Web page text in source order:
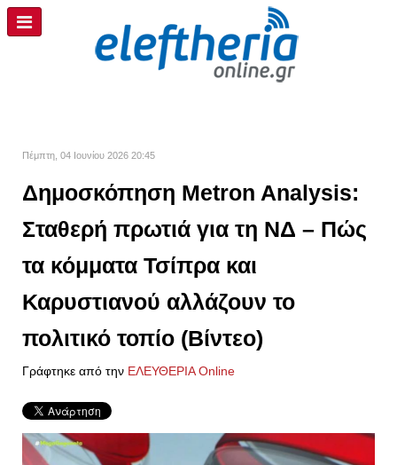
Πέμπτη, 04 Ιουνίου 2026 20:45
Δημοσκόπηση Metron Analysis:
Σταθερή πρωτιά για τη ΝΔ – Πώς
τα κόμματα Τσίπρα και
Καρυστιανού αλλάζουν το
πολιτικό τοπίο (Βίντεο)
Γράφτηκε από την ΕΛΕΥΘΕΡΙΑ Online